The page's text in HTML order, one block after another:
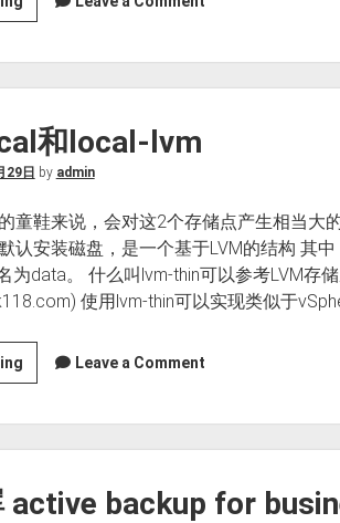
拷
symlink
文
件
问
题
和local-lvm
29日 by admin
童鞋来说，会对这2个存储点产生相当大
认安装磁盘，是一个基于LVM的结构 其
为data。 什么叫lvm-thin可以参考LVM存
使用lvm-thin可以实现类似于
PVE
的
lvm
Leave a Comment
active backup for